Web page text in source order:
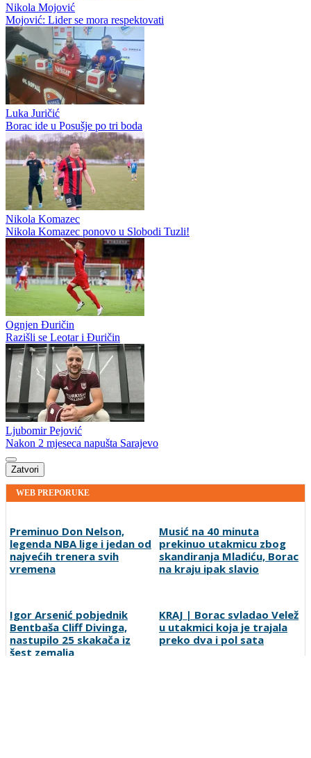
Nikola Mojović
Mojović: Lider se mora respektovati
Luka Juričić
Borac ide u Posušje po tri boda
Nikola Komazec
Nikola Komazec ponovo u Slobodi Tuzli!
Ognjen Đuričin
Razišli se Leotar i Đuričin
Ljubomir Pejović
Nakon 2 mjeseca napušta Sarajevo
Zatvori
WEB PREPORUKE
Preminuo Don Nelson,
legenda NBA lige i jedan od
najvećih trenera svih
vremena
Musić na 40 minuta
prekinuo utakmicu zbog
skandiranja Mladiću, Borac
na kraju ipak slavio
Igor Arsenić pobjednik
Bentbaša Cliff Divinga,
nastupilo 25 skakača iz
šest zemalja
KRAJ | Borac svladao Velež
u utakmici koja je trajala
preko dva i pol sata